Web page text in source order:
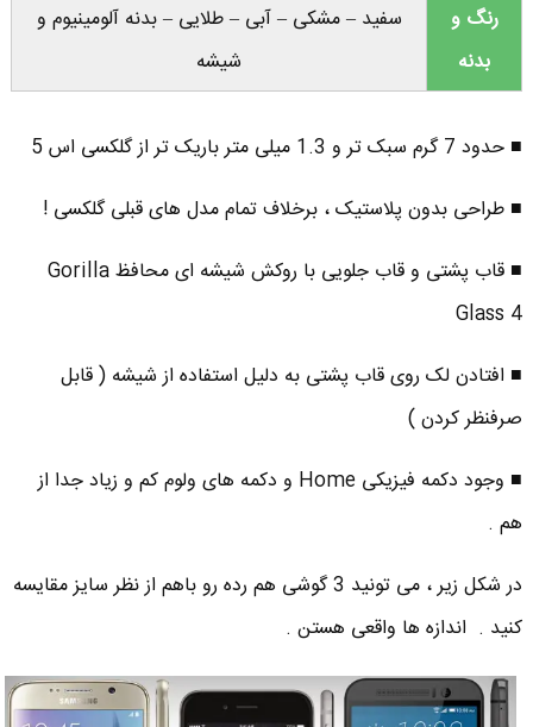
رنگ و
بدنه
سفید – مشکی – آبی – طلایی – بدنه آلومینیوم و
شیشه
■ حدود 7 گرم سبک تر و 1.3 میلی متر باریک تر از گلکسی اس 5
■ طراحی بدون پلاستیک ، برخلاف تمام مدل های قبلی گلکسی !
■ قاب پشتی و قاب جلویی با روکش شیشه ای محافظ Gorilla
Glass 4
■ افتادن لک روی قاب پشتی به دلیل استفاده از شیشه ( قابل
صرفنظر کردن )
■ وجود دکمه فیزیکی Home و دکمه های ولوم کم و زیاد جدا از
هم .
در شکل زیر ، می تونید 3 گوشی هم رده رو باهم از نظر سایز مقایسه
کنید . اندازه ها واقعی هستن .